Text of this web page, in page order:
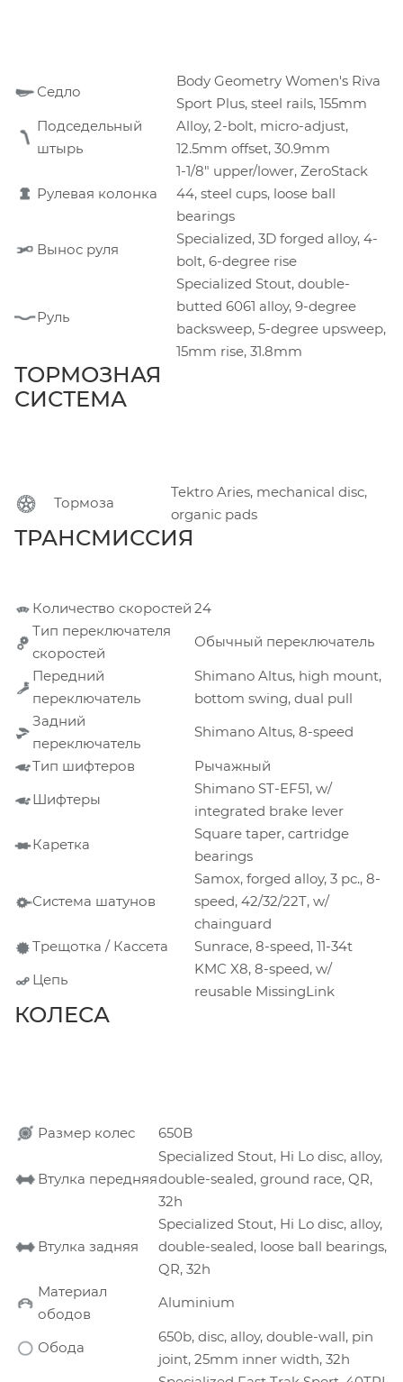
Седло
Body Geometry Women's Riva
Sport Plus, steel rails, 155mm
Подседельный
штырь
Alloy, 2-bolt, micro-adjust,
12.5mm offset, 30.9mm
Рулевая колонка
1-1/8" upper/lower, ZeroStack
44, steel cups, loose ball
bearings
Вынос руля
Specialized, 3D forged alloy, 4-
bolt, 6-degree rise
Руль
Specialized Stout, double-
butted 6061 alloy, 9-degree
backsweep, 5-degree upsweep,
15mm rise, 31.8mm
ТОРМОЗНАЯ
СИСТЕМА
Тормоза
Tektro Aries, mechanical disc,
organic pads
ТРАНСМИССИЯ
Количество скоростей 24
Тип переключателя
скоростей
Обычный переключатель
Передний
переключатель
Shimano Altus, high mount,
bottom swing, dual pull
Задний
переключатель
Shimano Altus, 8-speed
Тип шифтеров
Рычажный
Шифтеры
Shimano ST-EF51, w/
integrated brake lever
Каретка
Square taper, cartridge
bearings
Система шатунов
Samox, forged alloy, 3 pc., 8-
speed, 42/32/22T, w/
chainguard
Трещотка / Кассета
Sunrace, 8-speed, 11-34t
Цепь
KMC X8, 8-speed, w/
reusable MissingLink
КОЛЕСА
Размер колес 650B
Втулка передняя
Specialized Stout, Hi Lo disc, alloy,
double-sealed, ground race, QR,
32h
Втулка задняя
Specialized Stout, Hi Lo disc, alloy,
double-sealed, loose ball bearings,
QR, 32h
Материал
ободов
Aluminium
Обода
650b, disc, alloy, double-wall, pin
joint, 25mm inner width, 32h